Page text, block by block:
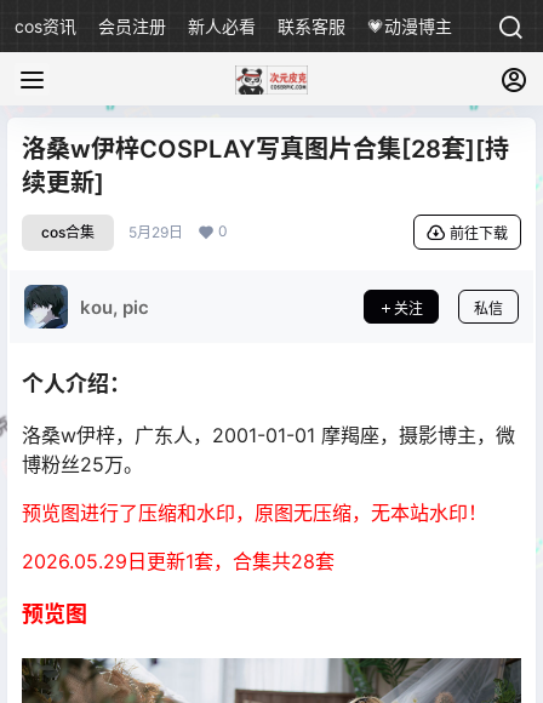
cos资讯 会员注册 新人必看 联系客服 💗动漫博主
洛桑w伊梓COSPLAY写真图片合集[28套][持
续更新]
cos合集 5月29日 0 前往下载
kou, pic 关注 私信
个人介绍：
洛桑w伊梓，广东人，2001-01-01 摩羯座，摄影博主，微
博粉丝25万。
预览图进行了压缩和水印，原图无压缩，无本站水印！
2026.05.29日更新1套，合集共28套
预览图